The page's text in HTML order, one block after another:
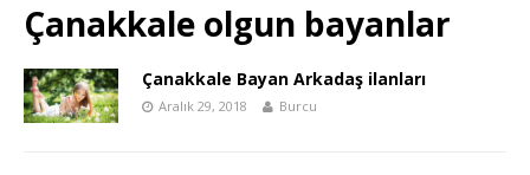
Çanakkale olgun bayanlar
Çanakkale Bayan Arkadaş ilanları
Aralık 29, 2018 Burcu